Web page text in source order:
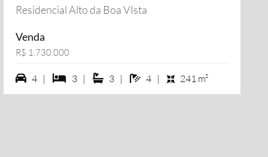
Residencial Alto da Boa VIsta
Venda
R$ 1.730.000
4 vagas na garagem
4 | 3 dormiórios
3 | 3 suítes
3 | 4 banheiros
4 | 241 m²